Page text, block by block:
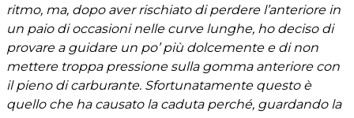
ritmo, ma, dopo aver rischiato di perdere l’anteriore in
un paio di occasioni nelle curve lunghe, ho deciso di
provare a guidare un po’ più dolcemente e di non
mettere troppa pressione sulla gomma anteriore con
il pieno di carburante. Sfortunatamente questo è
quello che ha causato la caduta perché, guardando la